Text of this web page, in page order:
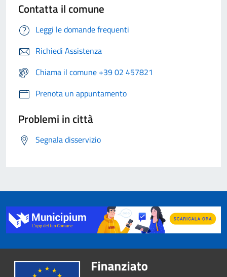
Contatta il comune
Leggi le domande frequenti
Richiedi Assistenza
Chiama il comune +39 02 457821
Prenota un appuntamento
Problemi in città
Segnala disservizio